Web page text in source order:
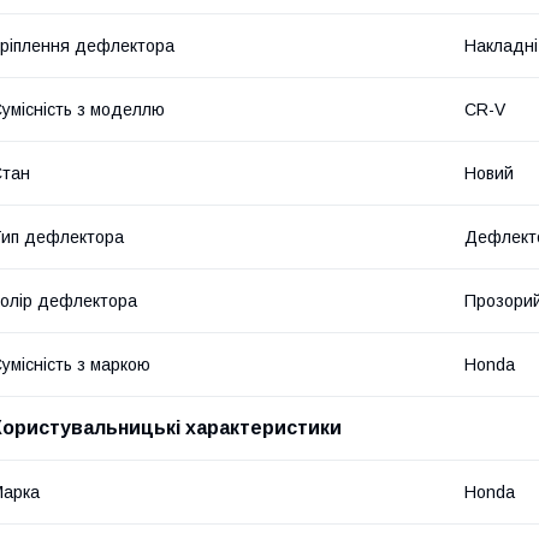
дефлектора Накладні
з моделлю CR-V
Новий
дефлектора
дефлектора
з маркою Honda
характеристики
Honda